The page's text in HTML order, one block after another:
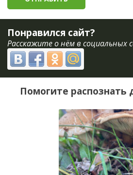
Понравился сайт?
Расскажите о нём в социальных
Помогите распознать